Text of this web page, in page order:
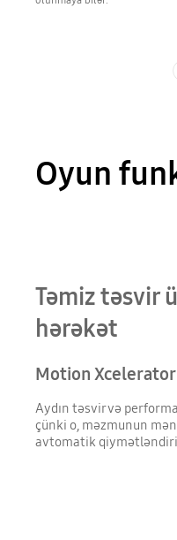
Oyun
Təmiz təsvir
hərəkət
Motion Xcelerator
Aydın təsvir və
çünki o, məzmunun
avtomatik